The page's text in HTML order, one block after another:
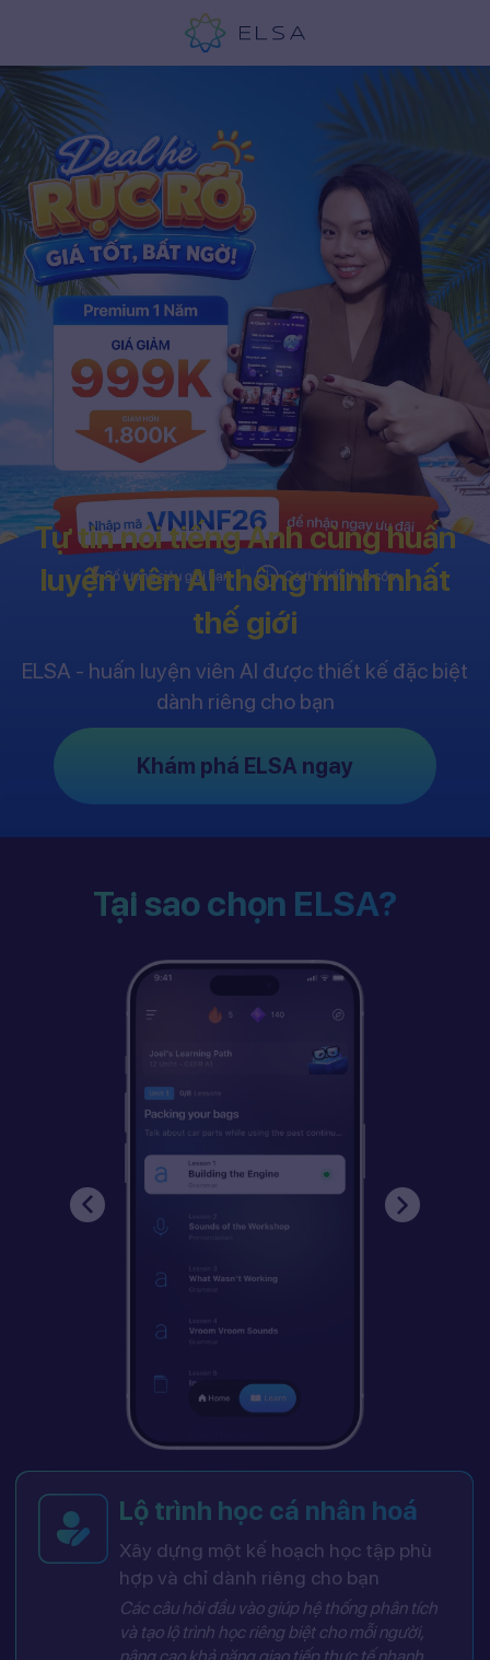
Tự tin nói tiếng Anh cùng huấn
luyện viên AI thông minh nhất
thế giới
ELSA - huấn luyện viên AI được thiết kế đặc biệt
dành riêng cho bạn
Khám phá ELSA ngay
Tại sao chọn ELSA?
Lộ trình học cá nhân hoá
Xây dựng một kế hoạch học tập phù
hợp và chỉ dành riêng cho bạn
Các câu hỏi đầu vào giúp hệ thống phân tích
và tạo lộ trình học riêng biệt cho mỗi người,